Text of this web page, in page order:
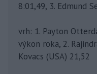
8:01,49, 3. Edmund
vrh: 1. Payton
výkon roka, 2.
Kovacs (USA) 21,52